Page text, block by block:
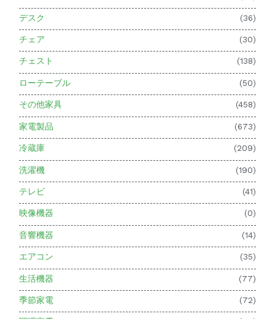
デスク (36)
チェア (30)
チェスト (138)
ローテーブル (50)
その他家具 (458)
家電製品 (673)
冷蔵庫 (209)
洗濯機 (190)
テレビ (41)
映像機器 (0)
音響機器 (14)
エアコン (35)
生活機器 (77)
季節家電 (72)